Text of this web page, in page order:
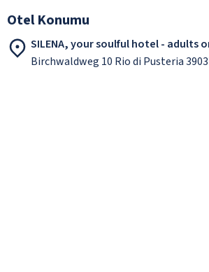
Otel Konumu
SILENA, your soulful hotel - adults
Birchwaldweg 10 Rio di Pusteria